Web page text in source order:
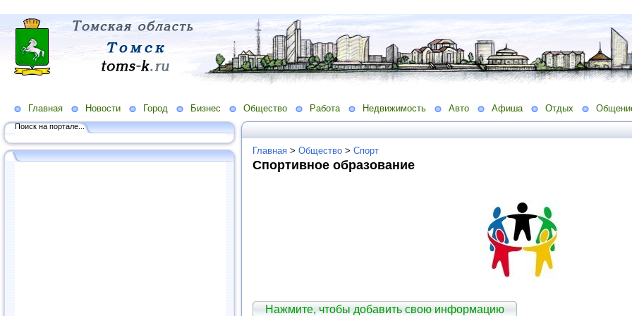
Главная Новости Город Бизнес Общество Работа Недвижимость Авто Афиша Отдых
Поиск на портале...
Главная > Общество > Спорт
Спортивное образование
Нажмите, чтобы добавить свою информацию